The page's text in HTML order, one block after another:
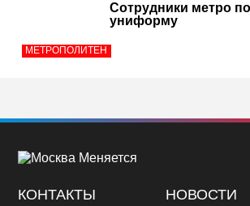
МЕТРОПОЛИТЕН
Сотрудники метро
униформу
КОНТАКТЫ
НОВОСТИ